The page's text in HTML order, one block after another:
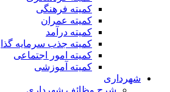
کمیته فرهنگی
کمیته عمران
کمیته درآمد
کمیته جذب سرمایه
کمیته امور اجتماعی
کمیته آموزشی
شهرداری